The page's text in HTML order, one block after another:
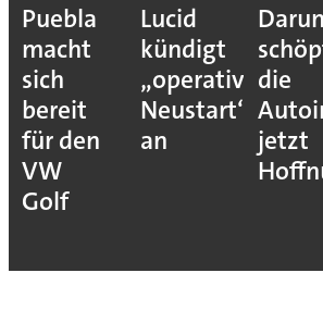
Puebla
macht
sich
bereit
für den
VW
Golf
Lucid
kündigt
„operativen
Neustart“
an
die
jetzt